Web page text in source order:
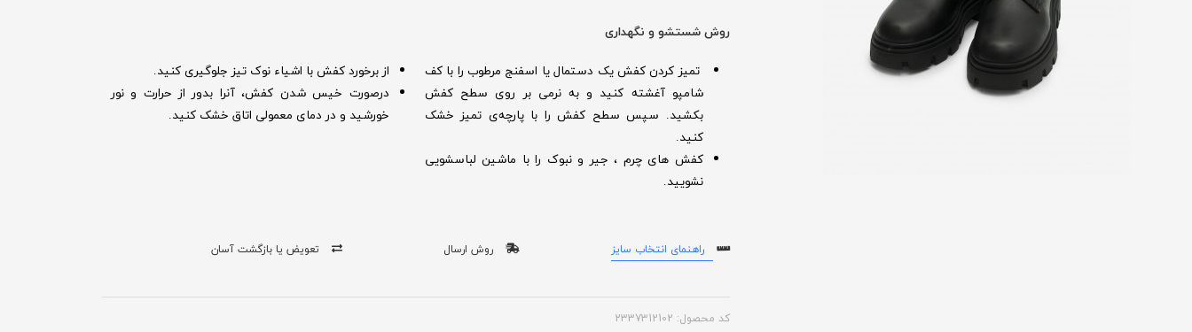
روش شستشو و نگهداری
تمیز کردن کفش یک دستمال یا اسفنج مرطوب را با کف
شامپو آغشته کنید و به نرمی بر روی سطح کفش
بکشید. سپس سطح کفش را با پارچه‌ی تمیز خشک
کنید.
کفش های چرم ، جیر و نبوک را با ماشین لباسشویی
نشویید.
از برخورد کفش با اشیاء نوک تیز جلوگیری کنید.
درصورت خیس شدن کفش‌، آنرا بدور از حرارت و نور
خورشید و در دمای معمولی اتاق خشک کنید.
راهنمای انتخاب سایز روش ارسال تعویض یا بازگشت آسان
کد محصول: 2337312102